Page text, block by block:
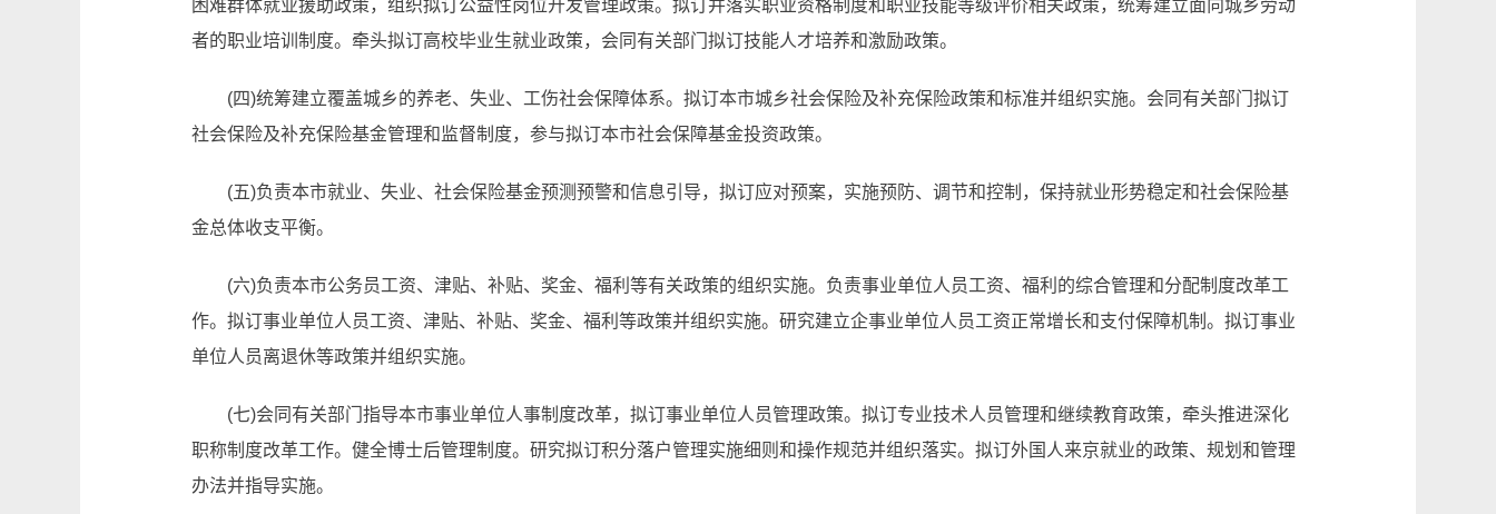
困难群体就业援助政策，组织拟订公益性岗位开发管理政策。拟订并落实职业资格制度和职业技能等级评价相关政策，统筹建立面向城乡劳动
者的职业培训制度。牵头拟订高校毕业生就业政策，会同有关部门拟订技能人才培养和激励政策。
(四)统筹建立覆盖城乡的养老、失业、工伤社会保障体系。拟订本市城乡社会保险及补充保险政策和标准并组织实施。会同有关部门拟订
社会保险及补充保险基金管理和监督制度，参与拟订本市社会保障基金投资政策。
(五)负责本市就业、失业、社会保险基金预测预警和信息引导，拟订应对预案，实施预防、调节和控制，保持就业形势稳定和社会保险基
金总体收支平衡。
(六)负责本市公务员工资、津贴、补贴、奖金、福利等有关政策的组织实施。负责事业单位人员工资、福利的综合管理和分配制度改革工
作。拟订事业单位人员工资、津贴、补贴、奖金、福利等政策并组织实施。研究建立企事业单位人员工资正常增长和支付保障机制。拟订事业
单位人员离退休等政策并组织实施。
(七)会同有关部门指导本市事业单位人事制度改革，拟订事业单位人员管理政策。拟订专业技术人员管理和继续教育政策，牵头推进深化
职称制度改革工作。健全博士后管理制度。研究拟订积分落户管理实施细则和操作规范并组织落实。拟订外国人来京就业的政策、规划和管理
办法并指导实施。